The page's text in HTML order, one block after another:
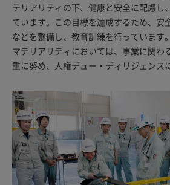
テリアリティの下、健康と安全に配慮し
ています。この目標を達成するため、安
などを整備し、教育訓練を行っています
マテリアリティにおいては、事業に関わ
重に努め、人権デュー・ディリジェンス